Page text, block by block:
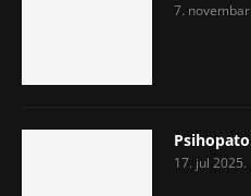
7.
17. jul 2025.